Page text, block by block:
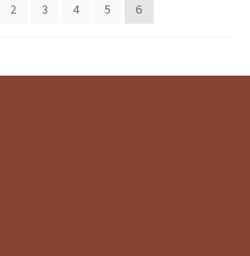
récent
ancien
2 3 4 5 6